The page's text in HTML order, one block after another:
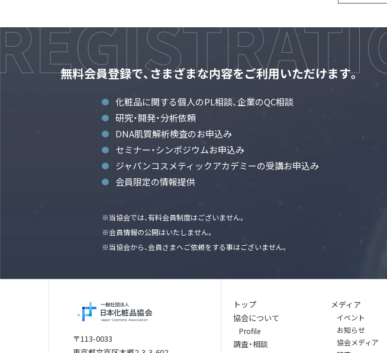
無料会員登録で、さまざまな内容をご利用いただけます。
化粧品に関する個人のPL相談、企業のQC相談
研究・開発・分析依頼
DNA肌質解析検査のお申込み
セミナー・シンポジウムお申込み
ジャパンコスメティックアカデミーの受講お申込み
会員限定の情報提供
※当協会では、有料会員制度はございません。
※会員情報の公開はいたしません。
※当協会から、会員さまへご依頼をする事はございません。
〒113-0033
トップ
協会について
Profile
調査・相談
メディア
イベント
お知らせ
協会メディア